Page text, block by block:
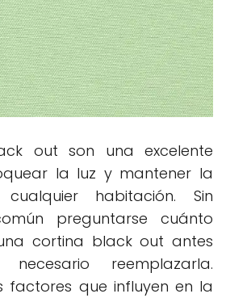
out son una excelente
la luz y mantener la
habitación. Sin
preguntarse cuánto
cortina black out antes
reemplazarla.
factores que influyen en la